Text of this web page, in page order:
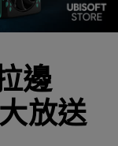
邊
放送